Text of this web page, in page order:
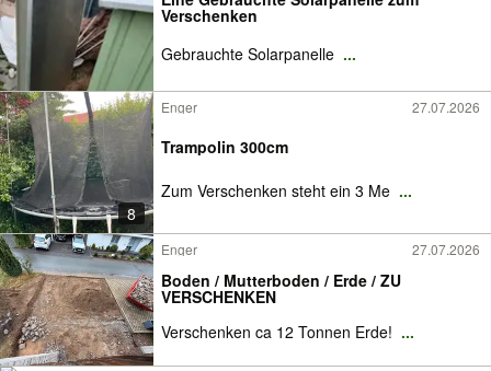
Verschenken
Gebrauchte Solarpanelle ...
8
Enger 27.07.2026
Trampolin 300cm
Zum Verschenken steht ein 3 Me ...
Enger 27.07.2026
Boden / Mutterboden / Erde / ZU
VERSCHENKEN
Verschenken ca 12 Tonnen Erde! ...